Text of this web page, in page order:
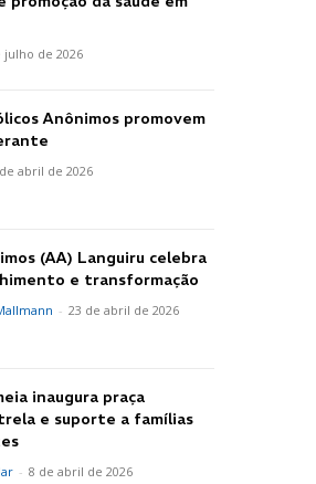
julho de 2026
Anônimos promovem
abril de 2026
(AA) Languiru celebra
e transformação
- 23 de abril de 2026
inaugura praça
e suporte a famílias
- 8 de abril de 2026